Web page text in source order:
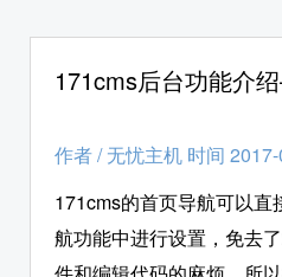
置”–“基本信息”，这个页
站长统计代码，如图1所示
171cms后台功能介
作者/无忧主机 时间
171cms的首页导航可以直
航功能中进行设置，免去